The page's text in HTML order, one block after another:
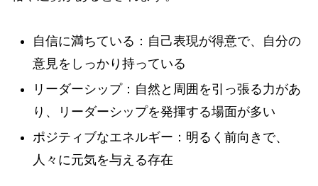
自信に満ちている：自己表現が得意で、自分の
意見をしっかり持っている
リーダーシップ：自然と周囲を引っ張る力があ
り、リーダーシップを発揮する場面が多い
ポジティブなエネルギー：明るく前向きで、
人々に元気を与える存在